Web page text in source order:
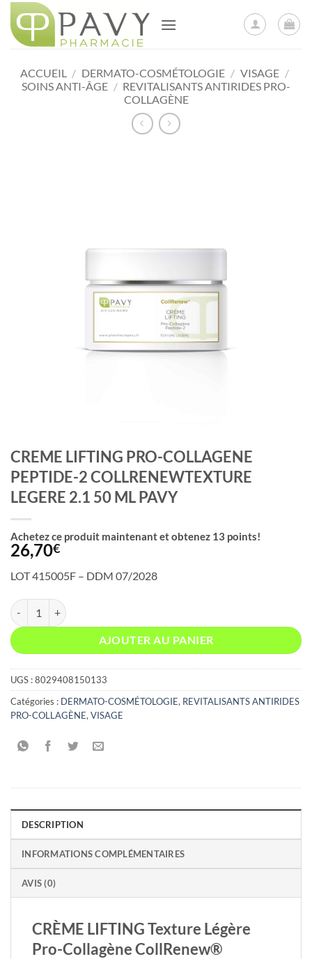
au
contenu
ACCUEIL / DERMATO-COSMÉTOLOGIE / VISAGE /
SOINS ANTI-ÂGE / REVITALISANTS ANTIRIDES PRO-
COLLAGÈNE
CREME LIFTING PRO-COLLAGENE
PEPTIDE-2 COLLRENEWTEXTURE
LEGERE 2.1 50 ML PAVY
Achetez ce produit maintenant et obtenez 13 points!
26,70€
LOT 415005F – DDM 07/2028
quantité de CREME LIFTING PRO-COLLAGENE PEPTIDE-2
AJOUTER AU PANIER
UGS :8029408150133
Catégories : DERMATO-COSMÉTOLOGIE, REVITALISANTS ANTIRIDES
PRO-COLLAGÈNE, VISAGE
DESCRIPTION
INFORMATIONS COMPLÉMENTAIRES
AVIS (0)
CRÈME LIFTING Texture Légère
Pro-Collagène CollRenew®